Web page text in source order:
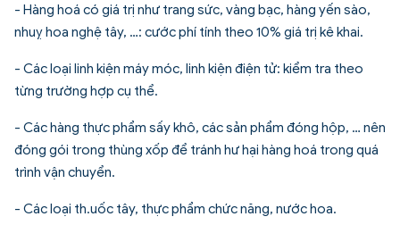
- Hàng hoá có giá trị như trang sức, vàng bạc, hàng yến sào,
nhuỵ hoa nghệ tây, …: cước phí tính theo 10% giá trị kê khai.
- Các loại linh kiện máy móc, linh kiện điện tử: kiểm tra theo
từng trường hợp cụ thể.
- Các hàng thực phẩm sấy khô, các sản phẩm đóng hộp, … nên
đóng gói trong thùng xốp để tránh hư hại hàng hoá trong quá
trình vận chuyển.
- Các loại th.uốc tây, thực phẩm chức năng, nước hoa.